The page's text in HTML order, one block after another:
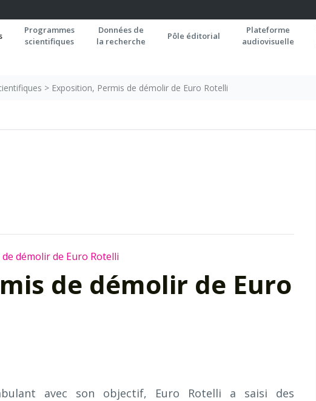
Programmes
scientifiques
Données de
la recherche
Pôle éditorial
Plateforme
audiovisuelle
> Exposition, Permis de démolir de Euro Rotelli
démolir de Euro Rotelli
de démolir de Euro
avec son objectif, Euro Rotelli a saisi des